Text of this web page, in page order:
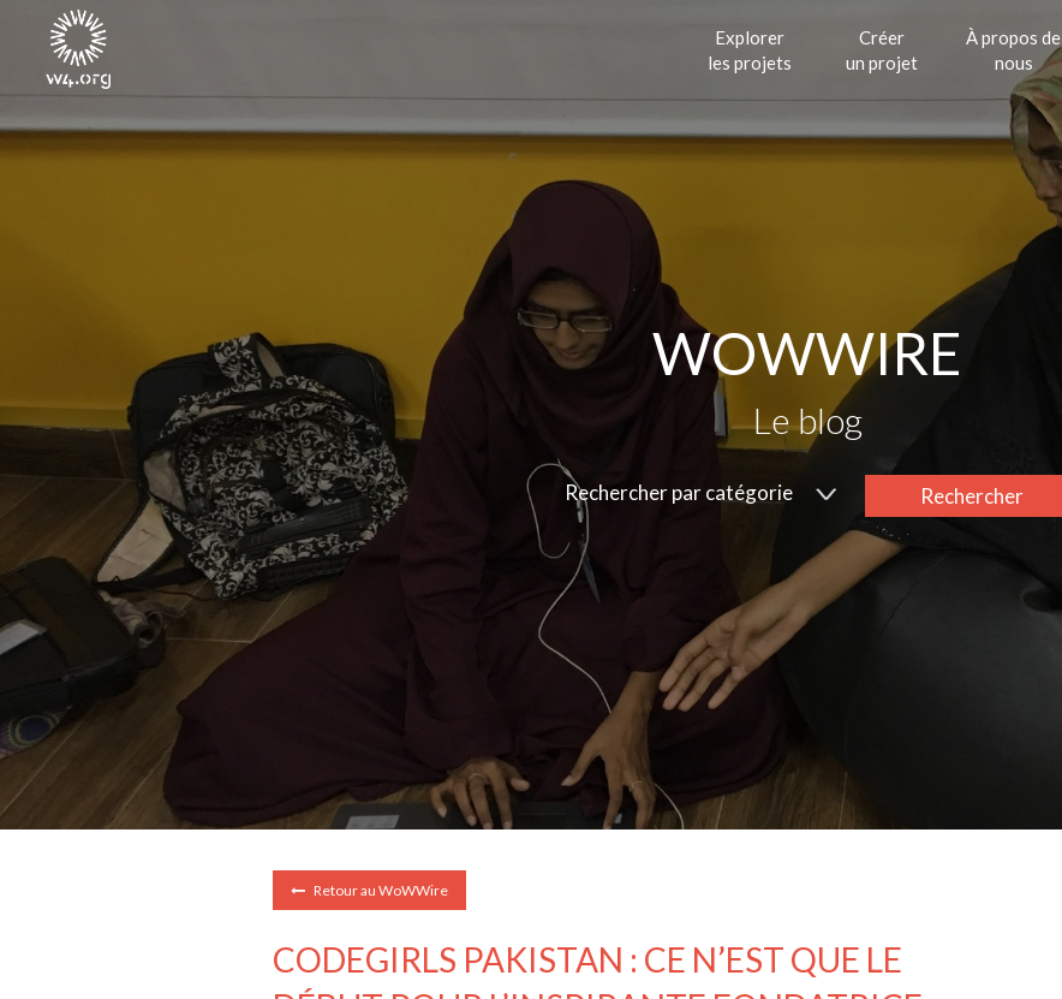
Explorer
les projets
Créer
un projet
À propos de
nous
WOWWIRE
Le blog
Rechercher par catégorie Rechercher
Retour au WoWWire
CODEGIRLS PAKISTAN : CE N’EST QUE LE